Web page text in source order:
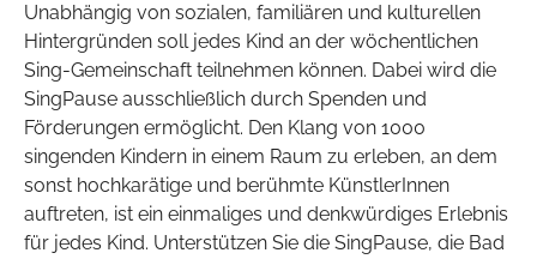
Unabhängig von sozialen, familiären und kulturellen
Hintergründen soll jedes Kind an der wöchentlichen
Sing-Gemeinschaft teilnehmen können. Dabei wird die
SingPause ausschließlich durch Spenden und
Förderungen ermöglicht. Den Klang von 1000
singenden Kindern in einem Raum zu erleben, an dem
sonst hochkarätige und berühmte KünstlerInnen
auftreten, ist ein einmaliges und denkwürdiges Erlebnis
für jedes Kind. Unterstützen Sie die SingPause, die Bad